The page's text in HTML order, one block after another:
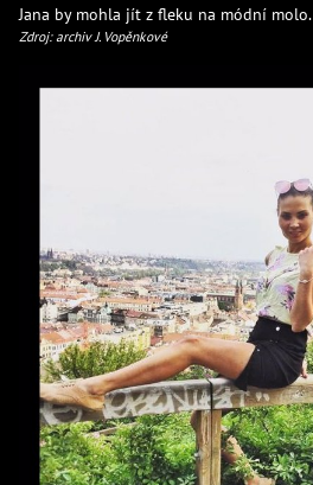
Jana by mohla jít z fleku na módní molo.
Zdroj: archiv J. Vopěnkové